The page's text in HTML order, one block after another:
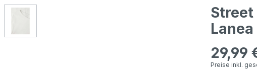
Street
Regulärer
29,99
Preise inkl.